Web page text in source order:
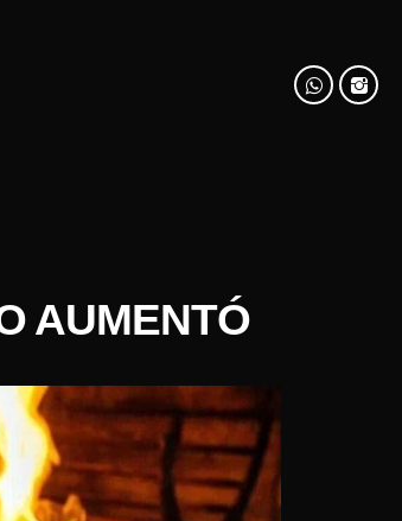
AUMENTÓ